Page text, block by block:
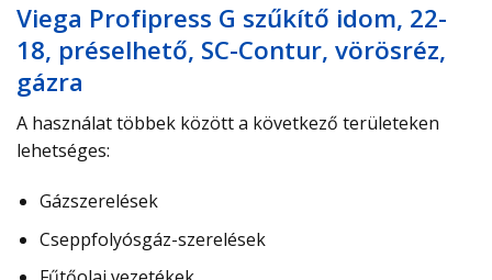
Viega Profipress G szűkítő idom, 22-
18, préselhető, SC-Contur, vörösréz,
gázra
A használattöbbek közötta következő területeken
lehetséges:
Gázszerelések
Cseppfolyósgáz-​szerelések